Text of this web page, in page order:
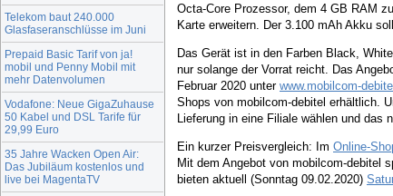
Telekom baut 240.000
Glasfaseranschlüsse im Juni
Prepaid Basic Tarif von ja!
mobil und Penny Mobil mit
mehr Datenvolumen
Vodafone: Neue GigaZuhause
50 Kabel und DSL Tarife für
29,99 Euro
35 Jahre Wacken Open Air:
Das Jubiläum kostenlos und
live bei MagentaTV
Octa-Core Prozessor, dem 4 GB RAM
Karte erweitern. Der 3.100 mAh Akku
Das Gerät ist in den Farben Black,
nur solange der Vorrat reicht. Das
Februar 2020 unter www.mobilcom-
Shops von mobilcom-debitel erhältlich.
Lieferung in eine Filiale wählen und das
Ein kurzer Preisvergleich: Im Online-
Mit dem Angebot von mobilcom-debitel
bieten aktuell (Sonntag 09.02.2020)